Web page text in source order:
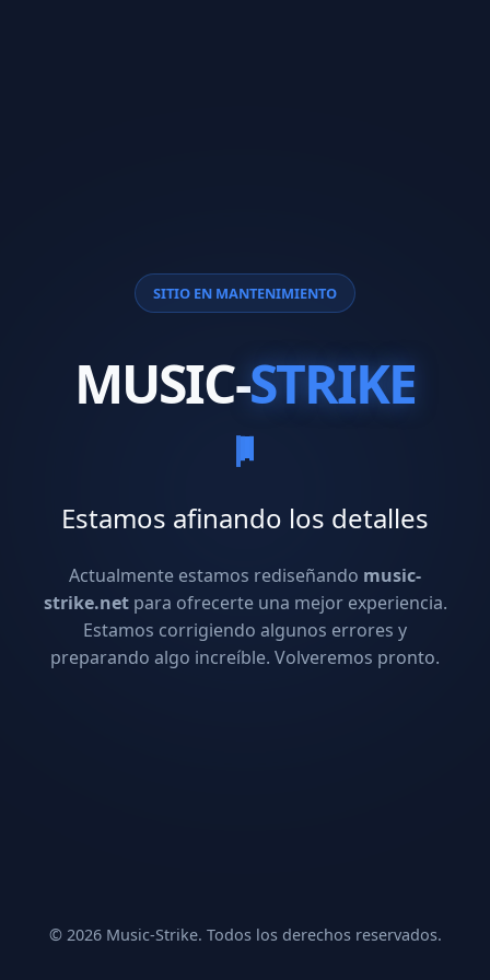
SITIO EN MANTENIMIENTO
MUSIC-STRIKE
Estamos afinando los detalles
Actualmente estamos rediseñando music-
strike.netpara ofrecerte una mejor experiencia.
Estamos corrigiendo algunos errores y
preparando algo increíble. Volveremos pronto.
© 2026 Music-Strike. Todos los derechos reservados.